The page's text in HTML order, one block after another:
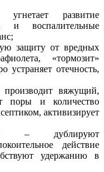
развитие
и воспалительные
защиту от вредных
«тормозит»
устраняет отечность,
производит вяжущий,
поры и количество
активизирует
– дублируют
действие
удержанию в